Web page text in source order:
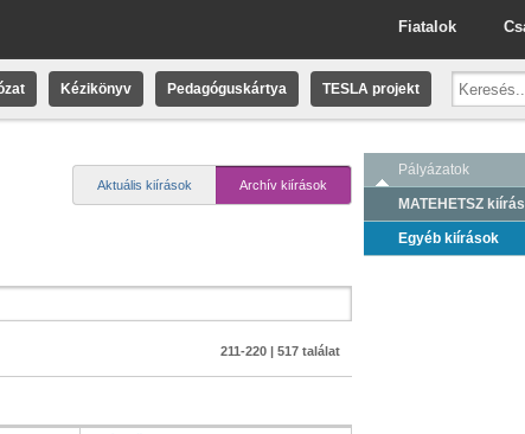
Fiatalok
Kézikönyv Pedagóguskártya TESLA projekt
Aktuális kiírások Archív kiírások
211-220 | 517 találat
Pályázatok
MATEHETSZ
Egyéb kiírások